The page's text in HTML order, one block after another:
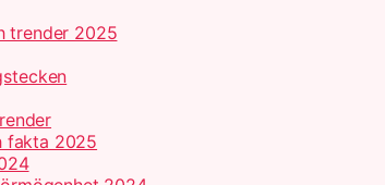
trender 2025
fakta 2025